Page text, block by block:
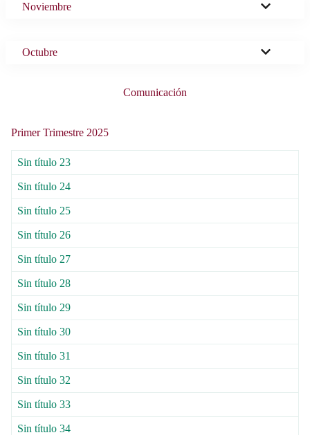
Noviembre
Octubre
Comunicación
Primer Trimestre 2025
Sin título 23
Sin título 24
Sin título 25
Sin título 26
Sin título 27
Sin título 28
Sin título 29
Sin título 30
Sin título 31
Sin título 32
Sin título 33
Sin título 34